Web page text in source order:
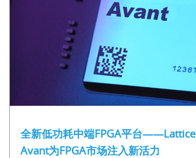
全新低功耗中端FPGA平台——Lattice
Avant为FPGA市场注入新活力